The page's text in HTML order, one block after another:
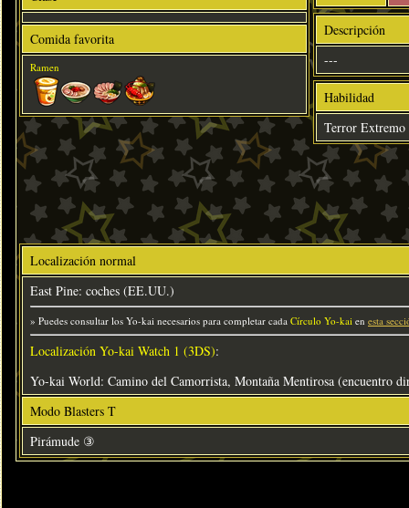
Comida favorita
Ramen
Descripción
---
Habilidad
Terror Extremo
Localización normal
East Pine: coches (EE.UU.)
» Puedes consultar los Yo-kai necesarios para completar cada Círculo Yo-kai en esta
Localización Yo-kai Watch 1 (3DS):
Yo-kai World: Camino del Camorrista, Montaña Mentirosa (encuentro
Modo Blasters T
Pirámude ③